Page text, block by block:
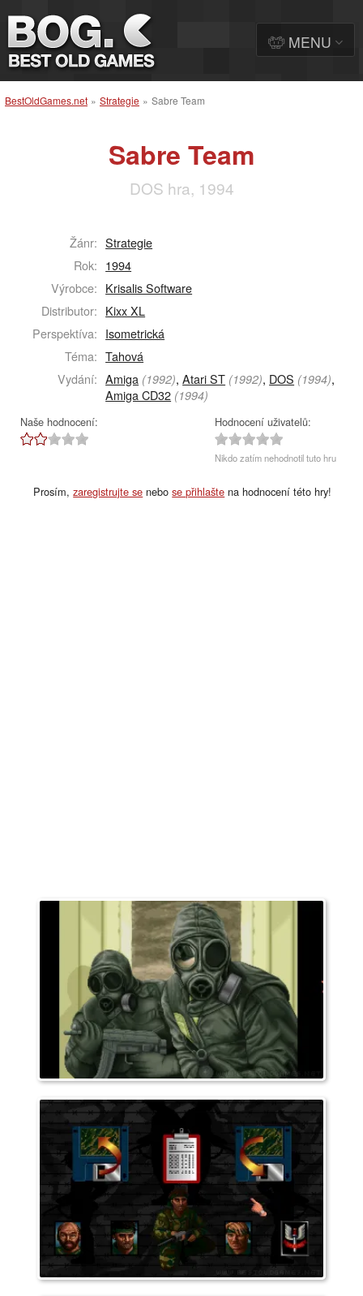
BestOldGames.net » Strategie » Sabre Team
Sabre Team
DOS hra, 1994
Žánr: Strategie
Rok: 1994
Výrobce: Krisalis Software
Distributor: Kixx XL
Perspektíva: Isometrická
Téma: Tahová
Vydání: Amiga (1992),Atari ST (1992), DOS (1994),
Amiga CD32 (1994)
Naše hodnocení: Hodnocení uživatelů:
Nikdo zatím nehodnotil tuto hru
Prosím,zaregistrujte se nebose přihlašte na hodnocení této hry!
MENU